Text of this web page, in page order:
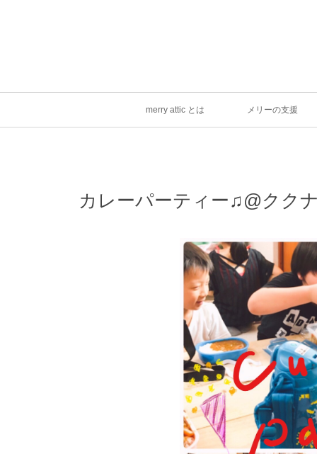
merry attic とは メリーの支援
カレーパーティー♫@クク